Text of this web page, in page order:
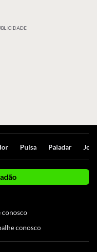
Pulsa Paladar
conosco
conosco